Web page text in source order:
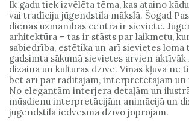
Ik gadu tiek izvēlēta tēma, kas ataino
vai tradīciju jūgendstila mākslā. Šogad
dienas uzmanības centrā ir sieviete.
arhitektūra – tas ir stāsts par laikmetu,
sabiedrība, estētika un arī sievietes loma
gadsimta sākumā sievietes arvien aktīvāk
dizainā un kultūras dzīvē. Viņas kļuva ne
bet arī par radītājām, interpretētājām un
No elegantām interjera detaļām un
mūsdienu interpretācijām animācijā un
jūgendstila iedvesma dzīvo joprojām.